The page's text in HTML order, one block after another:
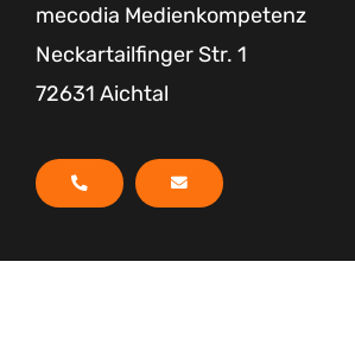
mecodia Medienkompetenz
Neckartailfinger Str. 1
72631 Aichtal